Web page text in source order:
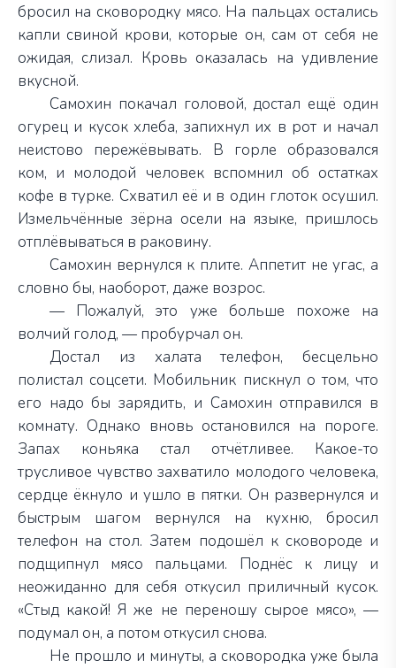
бросил на сковородку мясо. На пальцах остались
капли свиной крови, которые он, сам от себя не
ожидая, слизал. Кровь оказалась на удивление
вкусной.
Самохин покачал головой, достал ещё один
огурец и кусок хлеба, запихнул их в рот и начал
неистово пережёвывать. В горле образовался
ком, и молодой человек вспомнил об остатках
кофе в турке. Схватил её и в один глоток осушил.
Измельчённые зёрна осели на языке, пришлось
отплёвываться в раковину.
Самохин вернулся к плите. Аппетит не угас, а
словно бы, наоборот, даже возрос.
— Пожалуй, это уже больше похоже на
волчий голод, — пробурчал он.
Достал из халата телефон, бесцельно
полистал соцсети. Мобильник пискнул о том, что
его надо бы зарядить, и Самохин отправился в
комнату. Однако вновь остановился на пороге.
Запах коньяка стал отчётливее. Какое-то
трусливое чувство захватило молодого человека,
сердце ёкнуло и ушло в пятки. Он развернулся и
быстрым шагом вернулся на кухню, бросил
телефон на стол. Затем подошёл к сковороде и
подщипнул мясо пальцами. Поднёс к лицу и
неожиданно для себя откусил приличный кусок.
«Стыд какой! Я же не переношу сырое мясо», —
подумал он, а потом откусил снова.
Не прошло и минуты, а сковородка уже была